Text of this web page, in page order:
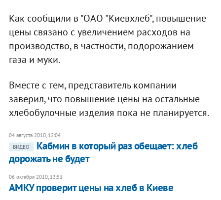
Как сообщили в "ОАО "Киевхлеб", повышение
цены связано с увеличением расходов на
производство, в частности, подорожанием
газа и муки.
Вместе с тем, представитель компании
заверил, что повышение цены на остальные
хлебобулочные изделия пока не планируется.
04 августа 2010, 12:04
ВИДЕО
Кабмин в который раз обещает: хлеб
дорожать не будет
06 октября 2010, 13:51
АМКУ проверит цены на хлеб в Киеве